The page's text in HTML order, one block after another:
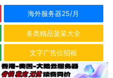
海外服务器25/月
各类精品菠菜大全
文字广告位招租